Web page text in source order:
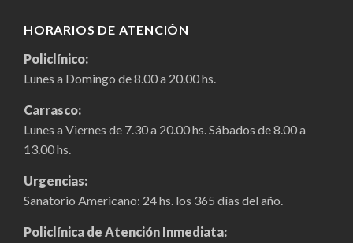
HORARIOS DE ATENCIÓN
Policlínico:
Lunes a Domingo de 8.00 a 20.00 hs.
Carrasco:
Lunes a Viernes de 7.30 a 20.00 hs. Sábados de 8.00 a
13.00 hs.
Urgencias:
Sanatorio Americano: 24 hs. los 365 días del año.
Policlínica de Atención Inmediata: